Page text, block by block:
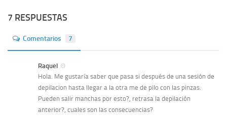
7 RESPUESTAS
Comentarios 7
Raquel
Hola. Me gustaría saber que pasa si después de una sesión de
depilacion hasta llegar a la otra me de pilo con las pinzas.
Pueden salir manchas por esto?, retrasa la depilación
anterior?, cuales son las consecuencias?